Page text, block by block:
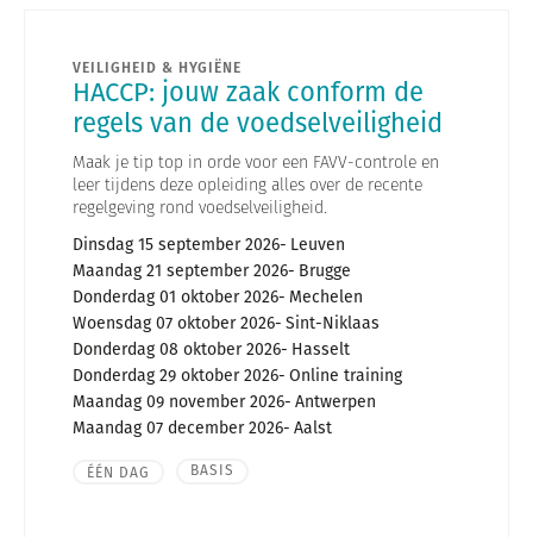
VEILIGHEID & HYGIËNE
HACCP: jouw zaak conform de
regels van de voedselveiligheid
Maak je tip top in orde voor een FAVV-controle en
leer tijdens deze opleiding alles over de recente
regelgeving rond voedselveiligheid.
Dinsdag 15 september 2026 Leuven
Maandag 21 september 2026 Brugge
Donderdag 01 oktober 2026 Mechelen
Woensdag 07 oktober 2026 Sint-Niklaas
Donderdag 08 oktober 2026 Hasselt
Donderdag 29 oktober 2026 Online training
Maandag 09 november 2026 Antwerpen
Maandag 07 december 2026 Aalst
ÉÉN DAG BASIS